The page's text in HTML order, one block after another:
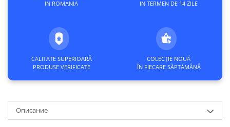
IN ROMANIA
IN TERMEN DE 14 ZILE
CALITATE SUPERIOARĂ
PRODUSE VERIFICATE
COLECȚIE NOUĂ
ÎN FIECARE SĂPTĂMÂNĂ
Описание